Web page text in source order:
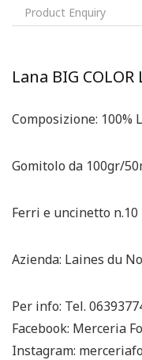
Product Enquiry
Lana BIG
Composizione: 100%
Gomitolo da 100gr/
Ferri e uncinetto n.10
Azienda: Laines du
Per info: Tel.
Facebook: Merceria
Instagram: